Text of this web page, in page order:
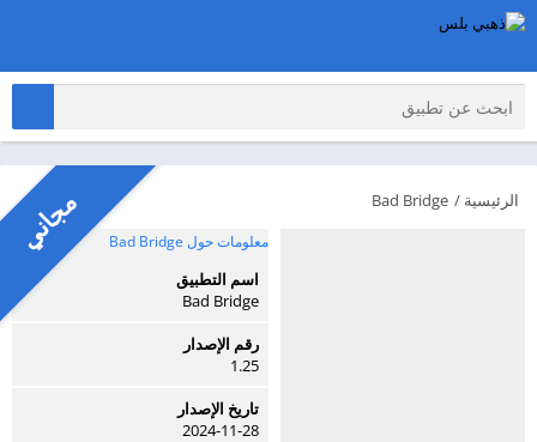
الرئيسية /
Bad Bridge
معلومات حول Bad Bridge
اسم التطبيق
Bad Bridge
رقم الإصدار
1.25
تاريخ الإصدار
2024-11-28
مجاني